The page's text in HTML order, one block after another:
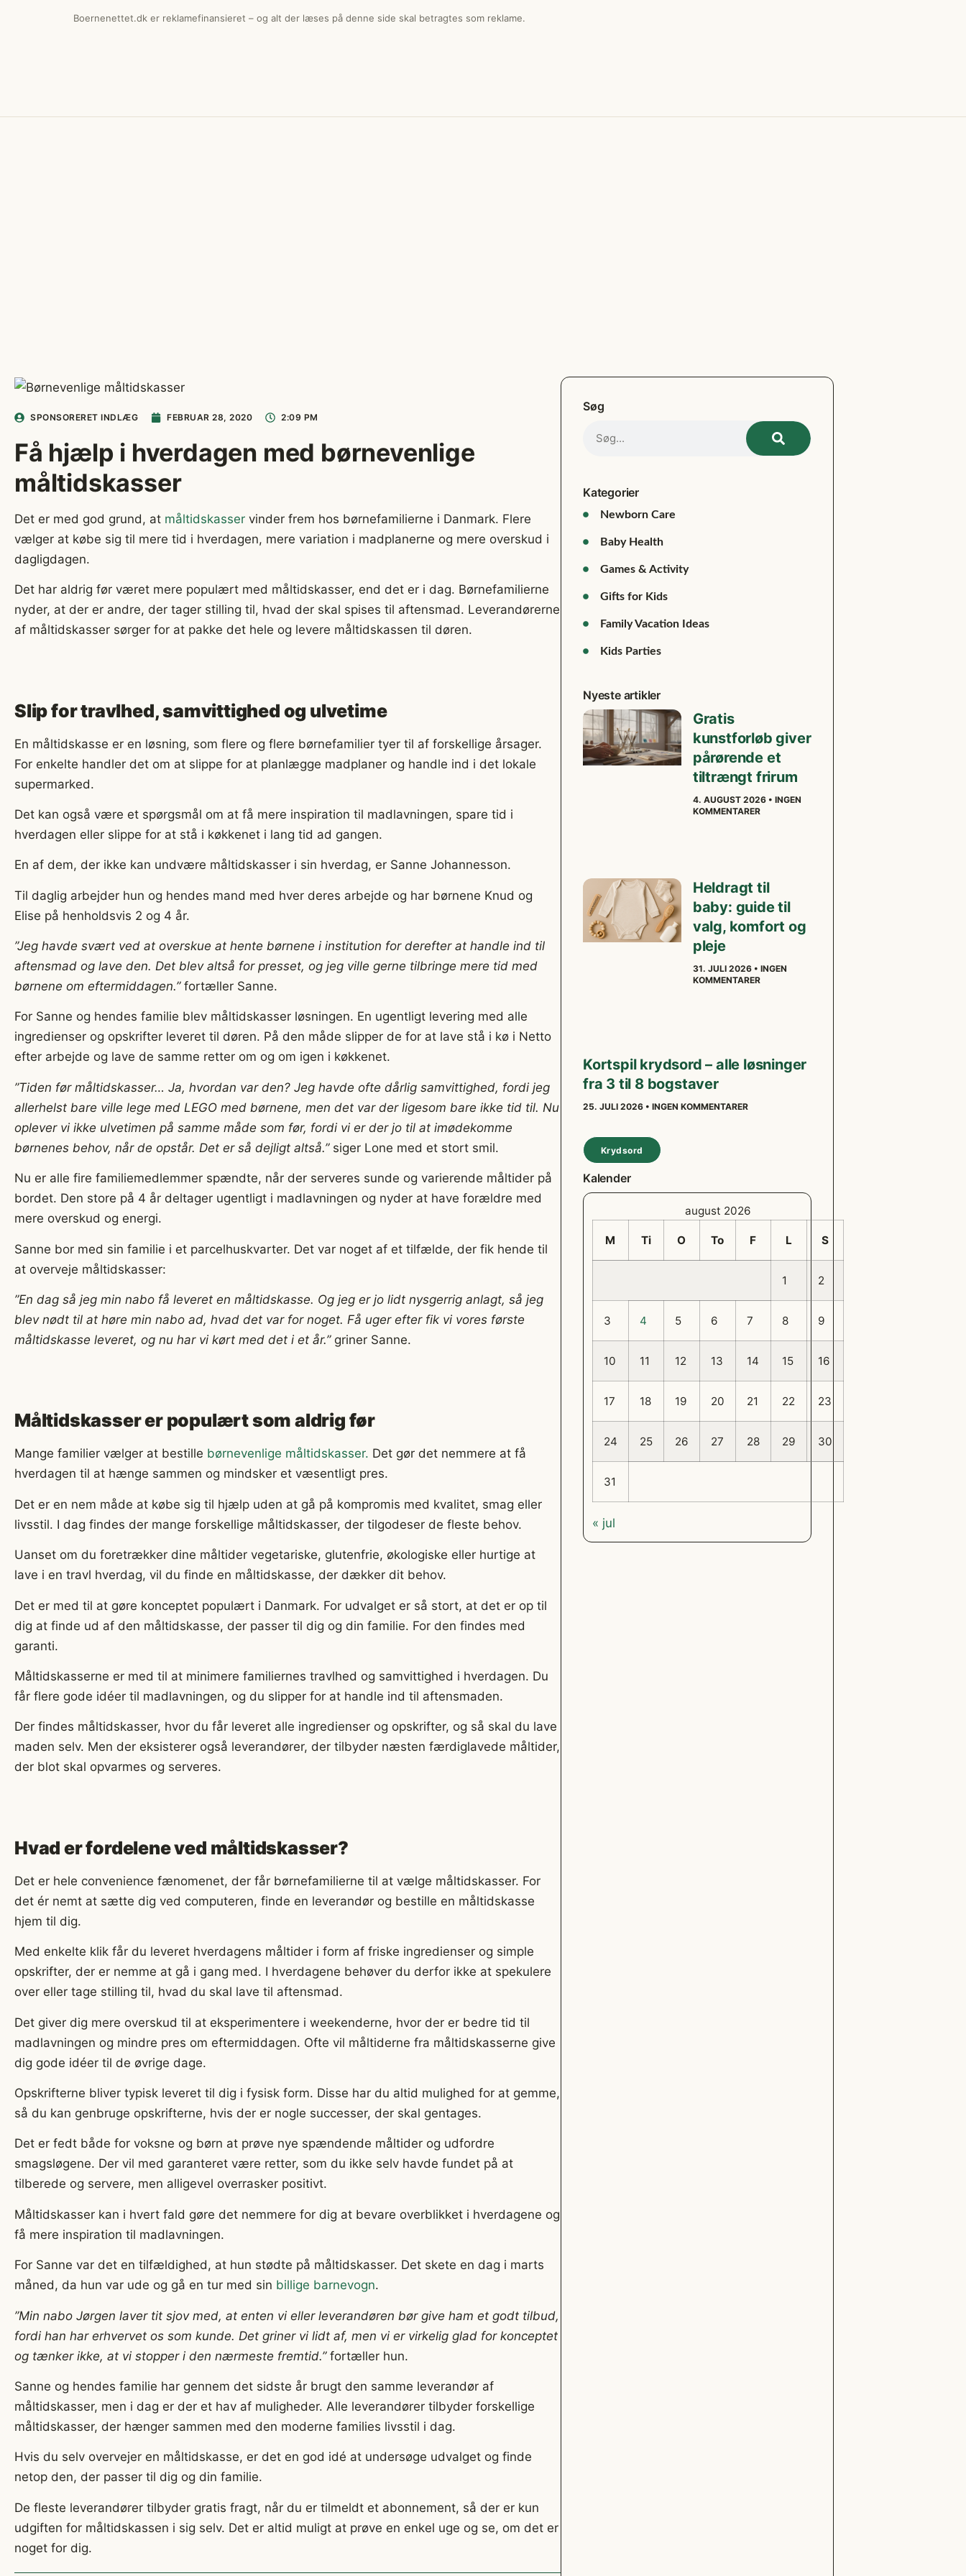
Boernenettet.dk er reklamefinansieret – og alt der læses på denne side skal betragtes som reklame.
SPONSORERET INDLÆG FEBRUAR 28, 2020 2:09 PM
Få hjælp i hverdagen med børnevenlige
måltidskasser
Det er med god grund, at måltidskasser vinder frem hos børnefamilierne i Danmark. Flere
vælger at købe sig til mere tid i hverdagen, mere variation i madplanerne og mere overskud i
dagligdagen.
Det har aldrig før været mere populært med måltidskasser, end det er i dag. Børnefamilierne
nyder, at der er andre, der tager stilling til, hvad der skal spises til aftensmad. Leverandørerne
af måltidskasser sørger for at pakke det hele og levere måltidskassen til døren.
Slip for travlhed, samvittighed og ulvetime
En måltidskasse er en løsning, som flere og flere børnefamilier tyer til af forskellige årsager.
For enkelte handler det om at slippe for at planlægge madplaner og handle ind i det lokale
supermarked.
Det kan også være et spørgsmål om at få mere inspiration til madlavningen, spare tid i
hverdagen eller slippe for at stå i køkkenet i lang tid ad gangen.
En af dem, der ikke kan undvære måltidskasser i sin hverdag, er Sanne Johannesson.
Til daglig arbejder hun og hendes mand med hver deres arbejde og har børnene Knud og
Elise på henholdsvis 2 og 4 år.
”Jeg havde svært ved at overskue at hente børnene i institution for derefter at handle ind til
aftensmad og lave den. Det blev altså for presset, og jeg ville gerne tilbringe mere tid med
børnene om eftermiddagen.” fortæller Sanne.
For Sanne og hendes familie blev måltidskasser løsningen. En ugentligt levering med alle
ingredienser og opskrifter leveret til døren. På den måde slipper de for at lave stå i kø i Netto
efter arbejde og lave de samme retter om og om igen i køkkenet.
”Tiden før måltidskasser… Ja, hvordan var den? Jeg havde ofte dårlig samvittighed, fordi jeg
allerhelst bare ville lege med LEGO med børnene, men det var der ligesom bare ikke tid til. Nu
oplever vi ikke ulvetimen på samme måde som før, fordi vi er der jo til at imødekomme
børnenes behov, når de opstår. Det er så dejligt altså.” siger Lone med et stort smil.
Nu er alle fire familiemedlemmer spændte, når der serveres sunde og varierende måltider på
bordet. Den store på 4 år deltager ugentligt i madlavningen og nyder at have forældre med
mere overskud og energi.
Sanne bor med sin familie i et parcelhuskvarter. Det var noget af et tilfælde, der fik hende til
at overveje måltidskasser:
”En dag så jeg min nabo få leveret en måltidskasse. Og jeg er jo lidt nysgerrig anlagt, så jeg
blev nødt til at høre min nabo ad, hvad det var for noget. Få uger efter fik vi vores første
måltidskasse leveret, og nu har vi kørt med det i et år.” griner Sanne.
Måltidskasser er populært som aldrig før
Mange familier vælger at bestille børnevenlige måltidskasser. Det gør det nemmere at få
hverdagen til at hænge sammen og mindsker et væsentligt pres.
Det er en nem måde at købe sig til hjælp uden at gå på kompromis med kvalitet, smag eller
livsstil. I dag findes der mange forskellige måltidskasser, der tilgodeser de fleste behov.
Uanset om du foretrækker dine måltider vegetariske, glutenfrie, økologiske eller hurtige at
lave i en travl hverdag, vil du finde en måltidskasse, der dækker dit behov.
Det er med til at gøre konceptet populært i Danmark. For udvalget er så stort, at det er op til
dig at finde ud af den måltidskasse, der passer til dig og din familie. For den findes med
garanti.
Måltidskasserne er med til at minimere familiernes travlhed og samvittighed i hverdagen. Du
får flere gode idéer til madlavningen, og du slipper for at handle ind til aftensmaden.
Der findes måltidskasser, hvor du får leveret alle ingredienser og opskrifter, og så skal du lave
maden selv. Men der eksisterer også leverandører, der tilbyder næsten færdiglavede måltider,
der blot skal opvarmes og serveres.
Hvad er fordelene ved måltidskasser?
Det er hele convenience fænomenet, der får børnefamilierne til at vælge måltidskasser. For
det ér nemt at sætte dig ved computeren, finde en leverandør og bestille en måltidskasse
hjem til dig.
Med enkelte klik får du leveret hverdagens måltider i form af friske ingredienser og simple
opskrifter, der er nemme at gå i gang med. I hverdagene behøver du derfor ikke at spekulere
over eller tage stilling til, hvad du skal lave til aftensmad.
Det giver dig mere overskud til at eksperimentere i weekenderne, hvor der er bedre tid til
madlavningen og mindre pres om eftermiddagen. Ofte vil måltiderne fra måltidskasserne give
dig gode idéer til de øvrige dage.
Opskrifterne bliver typisk leveret til dig i fysisk form. Disse har du altid mulighed for at gemme,
så du kan genbruge opskrifterne, hvis der er nogle successer, der skal gentages.
Det er fedt både for voksne og børn at prøve nye spændende måltider og udfordre
smagsløgene. Der vil med garanteret være retter, som du ikke selv havde fundet på at
tilberede og servere, men alligevel overrasker positivt.
Måltidskasser kan i hvert fald gøre det nemmere for dig at bevare overblikket i hverdagene og
få mere inspiration til madlavningen.
For Sanne var det en tilfældighed, at hun stødte på måltidskasser. Det skete en dag i marts
måned, da hun var ude og gå en tur med sin billige barnevogn.
”Min nabo Jørgen laver tit sjov med, at enten vi eller leverandøren bør give ham et godt tilbud,
fordi han har erhvervet os som kunde. Det griner vi lidt af, men vi er virkelig glad for konceptet
og tænker ikke, at vi stopper i den nærmeste fremtid.” fortæller hun.
Sanne og hendes familie har gennem det sidste år brugt den samme leverandør af
måltidskasser, men i dag er der et hav af muligheder. Alle leverandører tilbyder forskellige
måltidskasser, der hænger sammen med den moderne families livsstil i dag.
Hvis du selv overvejer en måltidskasse, er det en god idé at undersøge udvalget og finde
netop den, der passer til dig og din familie.
De fleste leverandører tilbyder gratis fragt, når du er tilmeldt et abonnement, så der er kun
udgiften for måltidskassen i sig selv. Det er altid muligt at prøve en enkel uge og se, om det er
noget for dig.
Søg
Kategorier
Newborn Care
Baby Health
Games & Activity
Gifts for Kids
Family Vacation Ideas
Kids Parties
Nyeste artikler
Gratis
kunstforløb giver
pårørende et
tiltrængt frirum
4. AUGUST 2026
INGEN
KOMMENTARER
Heldragt til
baby: guide til
valg, komfort og
pleje
31. JULI 2026
INGEN
KOMMENTARER
Kortspil krydsord – alle løsninger
fra 3 til 8 bogstaver
25. JULI 2026 INGEN KOMMENTARER
Krydsord
Kalender
august 2026
M Ti O To F L S
1 2
3 4 5 6 7 8 9
10 11 12 13 14 15 16
17 18 19 20 21 22 23
24 25 26 27 28 29 30
31
« jul